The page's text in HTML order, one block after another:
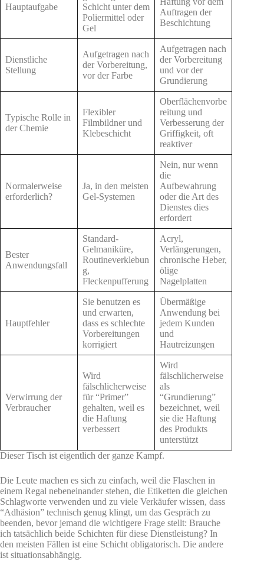
Hauptaufgabe
Schicht unter dem
Poliermittel oder
Gel
Auftragen der
Beschichtung
Dienstliche
Stellung
Aufgetragen nach
der Vorbereitung,
vor der Farbe
Aufgetragen nach
der Vorbereitung
und vor der
Grundierung
Typische Rolle in
der Chemie
Flexibler
Filmbildner und
Klebeschicht
Oberflächenvorbe
reitung und
Verbesserung der
Griffigkeit, oft
reaktiver
Normalerweise
erforderlich?
Ja, in den meisten
Gel-Systemen
Nein, nur wenn
die
Aufbewahrung
oder die Art des
Dienstes dies
erfordert
Bester
Anwendungsfall
Standard-
Gelmaniküre,
Routineverklebun
g,
Fleckenpufferung
Acryl,
Verlängerungen,
chronische Heber,
ölige
Nagelplatten
Hauptfehler
Sie benutzen es
und erwarten,
dass es schlechte
Vorbereitungen
korrigiert
Übermäßige
Anwendung bei
jedem Kunden
und
Hautreizungen
Verwirrung der
Verbraucher
Wird
fälschlicherweise
für “Primer”
gehalten, weil es
die Haftung
verbessert
Wird
fälschlicherweise
als
“Grundierung”
bezeichnet, weil
sie die Haftung
des Produkts
unterstützt
Dieser Tisch ist eigentlich der ganze Kampf.
Die Leute machen es sich zu einfach, weil die Flaschen in
einem Regal nebeneinander stehen, die Etiketten die gleichen
Schlagworte verwenden und zu viele Verkäufer wissen, dass
“Adhäsion” technisch genug klingt, um das Gespräch zu
beenden, bevor jemand die wichtigere Frage stellt: Brauche
ich tatsächlich beide Schichten für diese Dienstleistung? In
den meisten Fällen ist eine Schicht obligatorisch. Die andere
ist situationsabhängig.